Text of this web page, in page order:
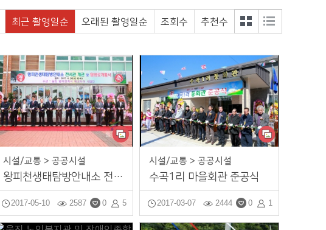
최근 촬영일순 오래된 촬영일순 조회수
추천수
리형
보기
형 보
기
시설/교통 > 공공시설
왕피천생태탐방안내소 전시관 개관
2017-05-10 5
0
2587
시설/교통 > 공공시설
수곡1리 마을회관 준공식
2017-03-07 1
0
2444